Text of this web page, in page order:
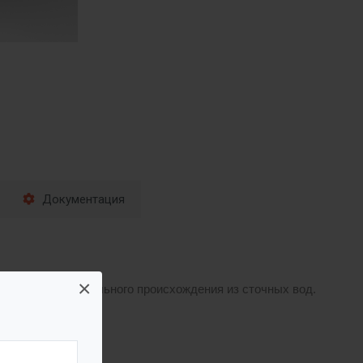
×
Документация
и растительного происхождения из сточных вод.